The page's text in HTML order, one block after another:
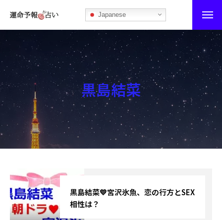
Japanese
運命予報占い
運命予報占いとは
あなたの所属部屋を探そう！
最恐の相性占い
秘伝公開！吉凶カレンダー
ブログ
お知らせ
黒島結菜
黒島結菜💛宮沢氷魚、恋の行方とSEX
相性は？